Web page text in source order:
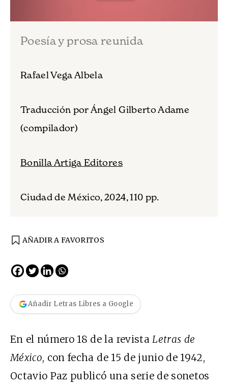
Poesía y prosa reunida
Rafael Vega Albela
Traducción por Ángel Gilberto Adame
(compilador)
Bonilla Artiga Editores
Ciudad de México, 2024, 110 pp.
AÑADIR A FAVORITOS
Añadir Letras Libres a Google
En el número 18 de la revistaLetras de
México, con fecha de 15 de junio de 1942,
Octavio Paz publicó una serie de sonetos